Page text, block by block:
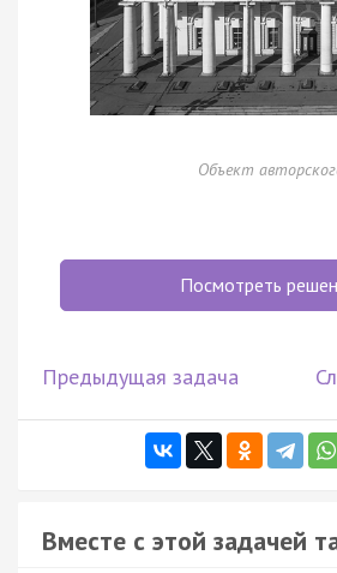
Объект
Посмотреть
Предыдущая задача
Вместе с этой задачей